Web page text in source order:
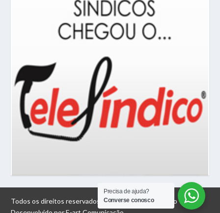
Todos os direitos reservados © 2026 Jornal do Síndico |
Precisa de ajuda?
Converse conosco